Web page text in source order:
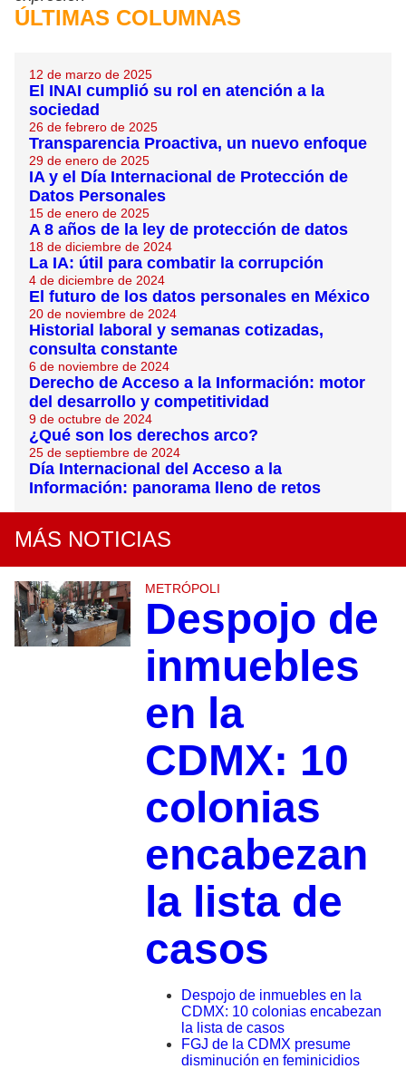
ÚLTIMAS COLUMNAS
12 de marzo de 2025
El INAI cumplió su rol en atención a la
sociedad
26 de febrero de 2025
Transparencia Proactiva, un nuevo enfoque
29 de enero de 2025
IA y el Día Internacional de Protección de
Datos Personales
15 de enero de 2025
A 8 años de la ley de protección de datos
18 de diciembre de 2024
La IA: útil para combatir la corrupción
4 de diciembre de 2024
El futuro de los datos personales en México
20 de noviembre de 2024
Historial laboral y semanas cotizadas,
consulta constante
6 de noviembre de 2024
Derecho de Acceso a la Información: motor
del desarrollo y competitividad
9 de octubre de 2024
¿Qué son los derechos arco?
25 de septiembre de 2024
Día Internacional del Acceso a la
Información: panorama lleno de retos
MÁS NOTICIAS
METRÓPOLI
Despojo de
inmuebles
en la
CDMX: 10
colonias
encabezan
la lista de
casos
Despojo de inmuebles en la
CDMX: 10 colonias encabezan
la lista de casos
FGJ de la CDMX presume
disminución en feminicidios